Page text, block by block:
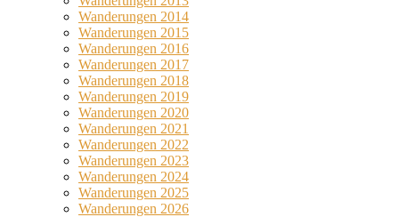
Wanderungen 2014
Wanderungen 2015
Wanderungen 2016
Wanderungen 2017
Wanderungen 2018
Wanderungen 2019
Wanderungen 2020
Wanderungen 2021
Wanderungen 2022
Wanderungen 2023
Wanderungen 2024
Wanderungen 2025
Wanderungen 2026